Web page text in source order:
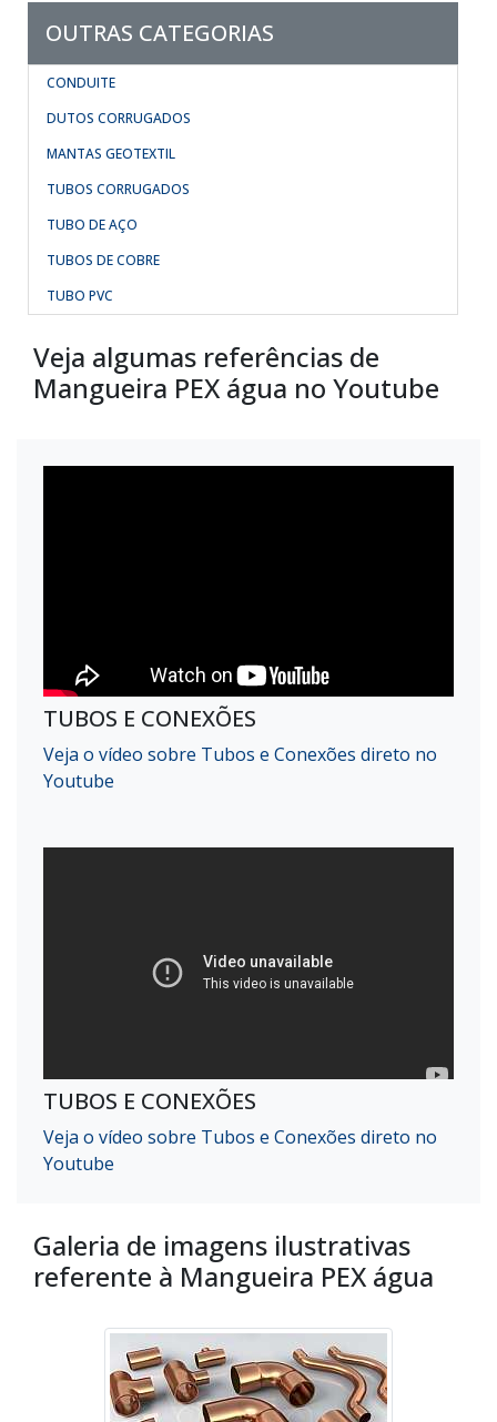
OUTRAS CATEGORIAS
CONDUITE
DUTOS CORRUGADOS
MANTAS GEOTEXTIL
TUBOS CORRUGADOS
TUBO DE AÇO
TUBOS DE COBRE
TUBO PVC
Veja algumas referências de
Mangueira PEX água no Youtube
TUBOS E CONEXÕES
Veja o vídeo sobre Tubos e Conexões direto no
Youtube
TUBOS E CONEXÕES
Veja o vídeo sobre Tubos e Conexões direto no
Youtube
Galeria de imagens ilustrativas
referente à Mangueira PEX água